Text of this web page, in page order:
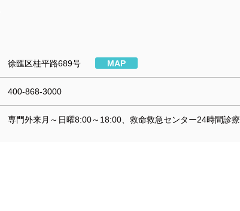
徐匯区桂平路689号 MAP
400-868-3000
専門外来月～日曜8:00～18:00、救命救急センター24時間診療